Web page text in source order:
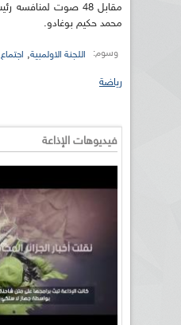
مقابل 48 صوت لمنافسه
محمد حكيم بوغادو.
وسوم: اللجنة الاولمبية, اجتماع
رياضة
فيديوهات الإذاعة